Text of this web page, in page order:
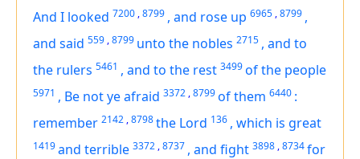
And I looked 7200 ,8799 , and rose up 6965 ,8799 ,
and said 559 ,8799 unto the nobles 2715 , and to
the rulers 5461 , and to the rest 3499of the people
5971 , Be not ye afraid 3372 ,8799of them 6440 :
remember 2142 ,8798the Lord 136 , which is great
1419and terrible 3372 ,8737 , and fight 3898 ,8734for